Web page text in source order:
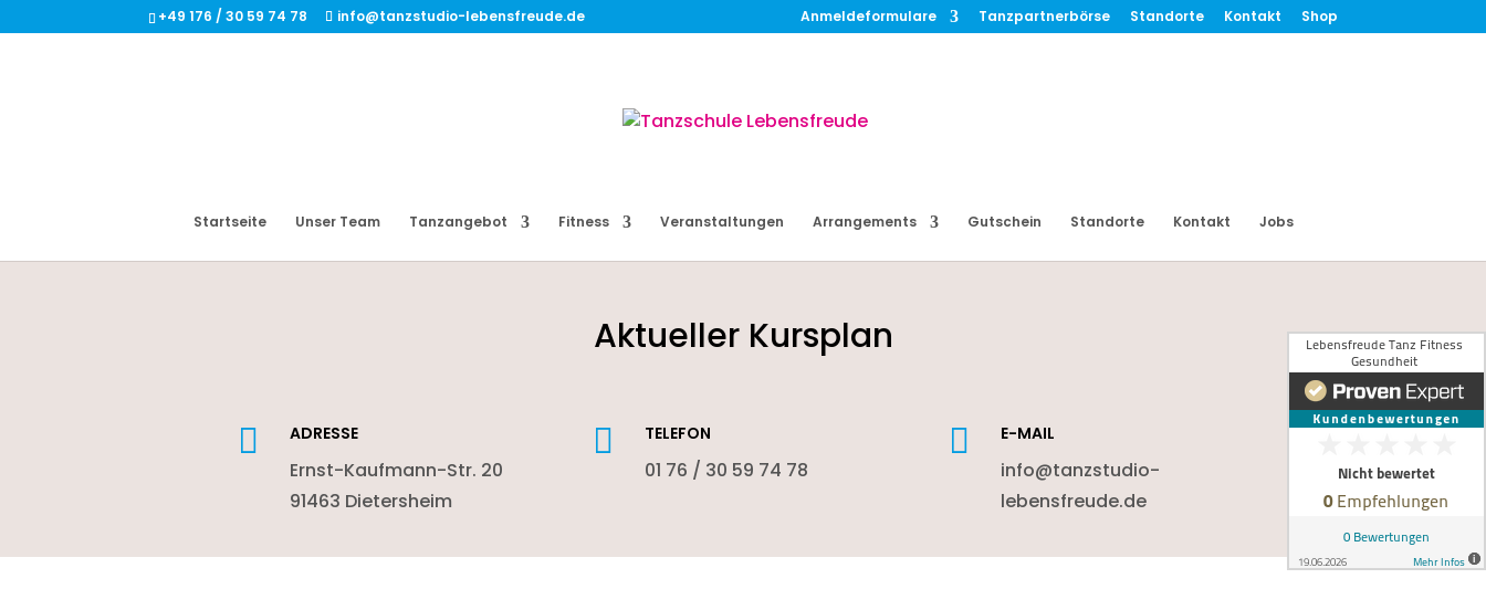
+49 176 / 30 59 74 78 info@tanzstudio-lebensfreude.de Anmeldeformulare Tanzpartnerbörse Standorte Kontakt Shop
Startseite Unser Team Tanzangebot Fitness Veranstaltungen Arrangements Gutschein Standorte Kontakt Jobs
Aktueller Kursplan
 ADRESSE
Ernst-Kaufmann-Str. 20
91463 Dietersheim
 TELEFON
01 76 / 30 59 74 78
 E-MAIL
info@tanzstudio-
lebensfreude.de